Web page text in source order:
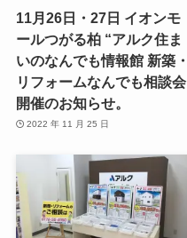
11月26日・27日 イオンモ
ールつがる柏 “アルク住ま
いのなんでも情報館 新築・
リフォームなんでも相談会
開催のお知らせ。
2022 年 11 月 25 日